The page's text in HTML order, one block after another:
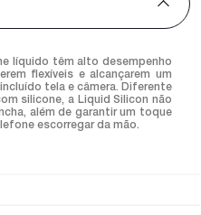
líquido têm alto desempenho
flexíveis e alcançarem um
tela e câmera. Diferente
silicone, a Liquid Silicon não
além de garantir um toque
escorregar da mão.